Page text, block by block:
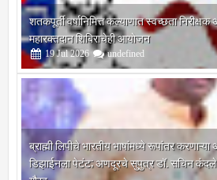
शतकपूर्ती वर्षानिमित्त कल्याणात स्वच्छता
महारक्तदान शिबिराचेही आयोजन
19 Jul 2026 undefined
ब्राह्मी लिपीचे भारतीय भाषांमध्ये रूपांतर करणाऱ्या
डिझाईनला पेटंट; अणदूरचे सुपुत्र डॉ. सचिन कंदले
गौरव